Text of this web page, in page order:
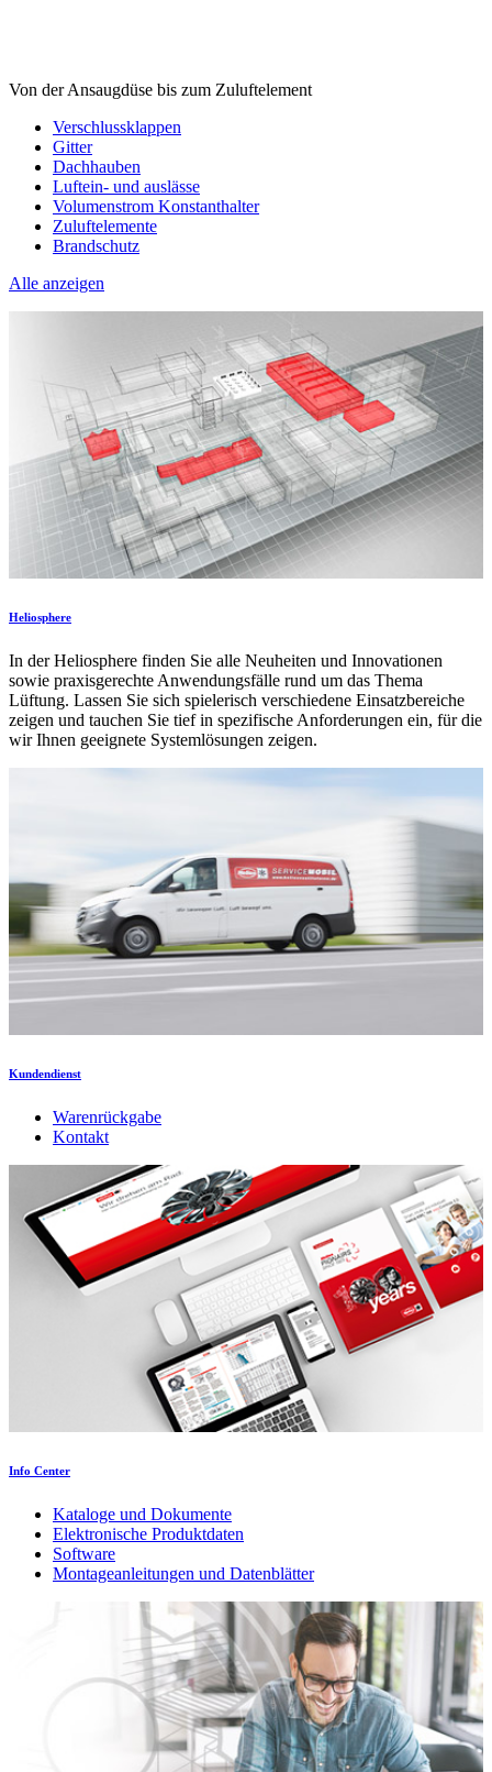
Von der Ansaugdüse bis zum Zuluftelement
Verschlussklappen
Gitter
Dachhauben
Luftein- und auslässe
Volumenstrom Konstanthalter
Zuluftelemente
Brandschutz
Alle anzeigen
Heliosphere
In der Heliosphere finden Sie alle Neuheiten und Innovationen
sowie praxisgerechte Anwendungsfälle rund um das Thema
Lüftung. Lassen Sie sich spielerisch verschiedene Einsatzbereiche
zeigen und tauchen Sie tief in spezifische Anforderungen ein, für die
wir Ihnen geeignete Systemlösungen zeigen.
Kundendienst
Warenrückgabe
Kontakt
Info Center
Kataloge und Dokumente
Elektronische Produktdaten
Software
Montageanleitungen und Datenblätter